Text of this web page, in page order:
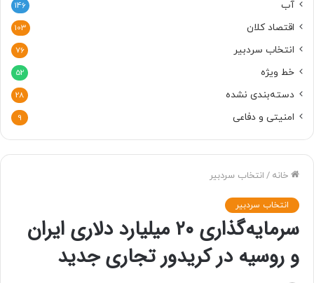
خانه / انتخاب سردبیر
انتخاب سردبیر
سرمایه‌گذاری ۲۰ میلیارد دلاری ایران
و روسیه در کریدور تجاری جدید
آب 146
اقتصاد کلان 103
انتخاب سردبیر 76
خط ویژه 52
دسته‌بندی نشده 28
امنیتی و دفاعی 9